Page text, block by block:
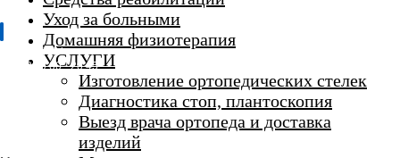
г. Люберцы
Пн-Вс 9:00 - 20:45
Уход за больными
Домашняя физиотерапия
УСЛУГИ
Изготовление ортопедических стелек
Диагностика стоп, плантоскопия
Выезд врача ортопеда и доставка
изделий